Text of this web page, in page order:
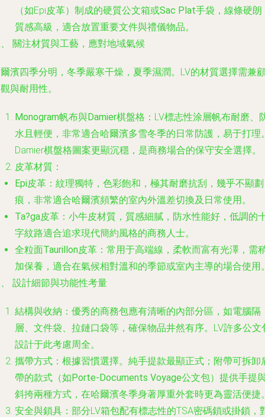
（如Epi皮革）制成的硬質公文箱或Sac Plat手袋，線條硬朗
質感高級，適合放置重要文件與禮儀物品。
關注材質與工藝，應對地域氣候
濱四季分明，冬季嚴寒干燥，夏季濕潤。LV的材質選擇需兼
與耐用性。
Monogram帆布與Damier棋盤格 ：LV標志性涂層帆布耐磨、
水且輕便，非常適合哈爾濱多雪冬季的日常防護，易于打理
Damier棋盤格圖案更顯沉穩，是商務場合的保守安全選擇。
皮革材質 ：
Epi皮革 ：紋理獨特，色彩飽和，極其耐磨抗刮，幾乎不顯劃
痕，非常適合哈爾濱頻繁的室內外溫差切換及日常使用。
Ta?ga皮革 ：小牛皮材質，質感細膩，防水性能好，低調的
字紋路適合追求現代簡約風格的商務人士。
全粒面Taurillon皮革 ：常用于高端線，柔軟而富有光澤，需
加保養，適合在氣候相對溫和的季節或室內主導的場合使用
設計細節與功能性考量
結構與收納 ：優秀的商務包應有清晰的內部分區，如電腦隔
層、文件袋、拉鏈口袋等，確保物品井然有序。LV許多公文
設計于此考慮周全。
攜帶方式 ：根據習慣選擇。純手提款最顯正式；附帶可拆卸
帶的款式（如Porte-Documents Voyage公文包）提供手提
斜挎兩種方式，在哈爾濱冬季身著厚重外套時更為靈活便捷
安全與鎖具 ：部分LV箱包配有標志性的TSA密碼鎖或掛鎖，